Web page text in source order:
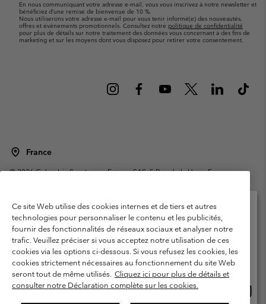
En nous communiquant votre adresse e-mail, vous vous inscrivez à notre newsletter et
bénéficiez d’une remise de bienvenue de 10 %.
Nous utiliserons votre adresse e-mail pour vous tenir informé(e) des nouveautés,
offres et événements promotionnels. Consultez notre politique de confidentialité
pour plus de détails sur notre traitement des données vous concernant à des fins de
marketing et sur les moyens dont vous disposez pour retirer votre consentement.
France
©2026Columbia Sportswear Europe SAS. 5 Rue de la Haye, Espace
Garanties Légales
Politique de confidentialité
Conditions d'utilisation - Membres
Conditions D'utilisation - Contenu généré par l'utilisateur
Impressum
Cookies
Public CBCR
Ce site Web utilise des cookies internes et de tiers et autres
technologies pour personnaliser le contenu et les publicités,
fournir des fonctionnalités de réseaux sociaux et analyser notre
trafic. Veuillez préciser si vous acceptez notre utilisation de ces
cookies via les options ci-dessous. Si vous refusez les cookies, les
cookies strictement nécessaires au fonctionnement du site Web
seront tout de même utilisés. Cliquez ici pour plus de détails et
consulter notre Déclaration complète sur les cookies.
Veuillez sélectionner votre pays d’expédition et
votre langue
Achats en ligne disponibles
United States